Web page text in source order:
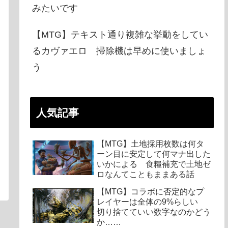
みたいです
【MTG】テキスト通り複雑な挙動をしてい
るカヴァエロ 掃除機は早めに使いましょ
う
人気記事
【MTG】土地採用枚数は何タ
ーン目に安定して何マナ出した
いかによる 食糧補充で土地ゼ
ロなんてこともままある話
【MTG】コラボに否定的なプ
レイヤーは全体の9%らしい
切り捨てていい数字なのかどう
か……